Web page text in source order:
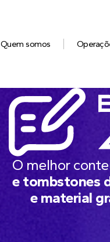
Quem somos
O melhor
e tombstones
e material